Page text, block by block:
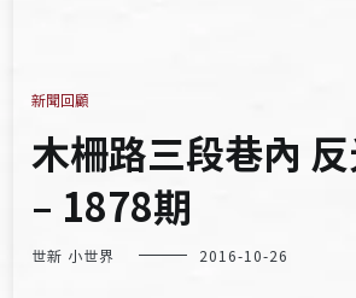
新聞回顧
木柵路三段巷內
– 1878期
世新 小世界 2016-10-26